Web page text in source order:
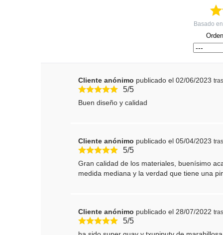
Basado en
Cliente anónimo publicado el 02/06/2023
5/5
Buen diseño y calidad
Cliente anónimo publicado el 05/04/2023
5/5
Gran calidad de los materiales, buenísimo
medida mediana y la verdad que tiene una
Cliente anónimo publicado el 28/07/2022
5/5